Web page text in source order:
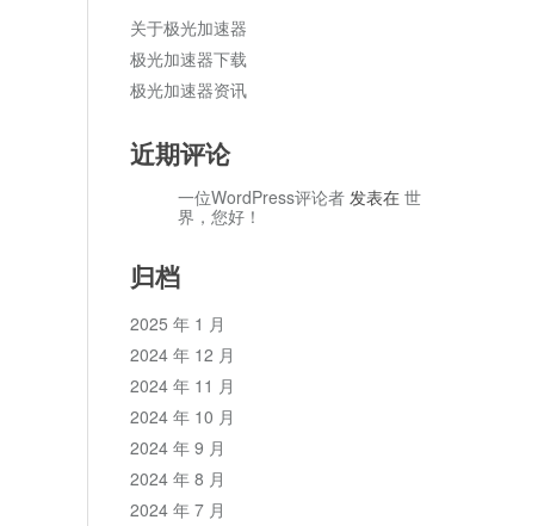
关于极光加速器
极光加速器下载
极光加速器资讯
近期评论
一位WordPress评论者 发表在 世
界，您好！
归档
2025 年 1 月
2024 年 12 月
2024 年 11 月
2024 年 10 月
2024 年 9 月
2024 年 8 月
2024 年 7 月